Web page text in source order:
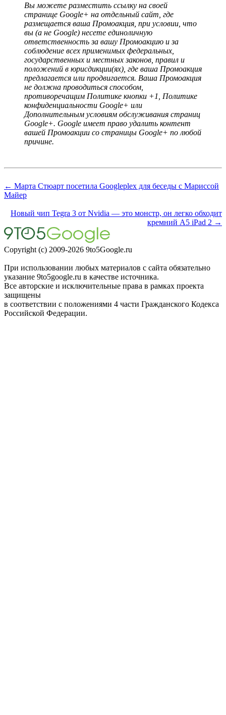
Вы можете разместить ссылку на своей
странице Google+ на отдельный сайт, где
размещается ваша Промоакция, при условии, что
вы (а не Google) несете единоличную
ответственность за вашу Промоакцию и за
соблюдение всех применимых федеральных,
государственных и местных законов, правил и
положений в юрисдикции(ях), где ваша Промоакция
предлагается или продвигается. Ваша Промоакция
не должна проводиться способом,
противоречащим Политике кнопки +1, Политике
конфиденциальности Google+ или
Дополнительным условиям обслуживания страниц
Google+. Google имеет право удалить контент
вашей Промоакции со страницы Google+ по любой
причине.
← Марта Стюарт посетила Googleplex для беседы с Мариссой
Майер
Новый чип Tegra 3 от Nvidia — это монстр, он легко обходит
кремний A5 iPad 2 →
Copyright (c) 2009-2026 9to5Google.ru
При использовании любых материалов с сайта обязательно
указание 9to5google.ru в качестве источника.
Все авторские и исключительные права в рамках проекта
защищены
в соответствии с положениями 4 части Гражданского Кодекса
Российской Федерации.